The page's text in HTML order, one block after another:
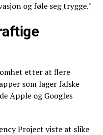
og føle seg trygge."
etter at flere
som lager falske
Apple og Googles
Project viste at slike